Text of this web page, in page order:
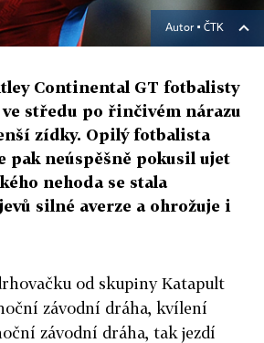
Autor ▪ ČTK
Continental GT fotbalisty
středu po řinčivém nárazu
zídky. Opilý fotbalista
pak neúspěšně pokusil ujet
nehoda se stala
silné averze a ohrožuje i
od skupiny Katapult
závodní dráha, kvílení
závodní dráha, tak jezdí